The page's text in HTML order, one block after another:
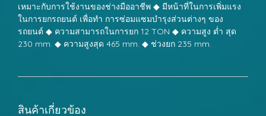
เหมาะกับการใช้งานของช่างมืออาชีพ ◆ มีหน้าที่ในการเพิ่มแรง
ในการยกรถยนต์ เพื่อทำ การซ่อมแซมบำรุงส่วนต่างๆ ของ
รถยนต์ ◆ ความสามารถในการยก 12 TON ◆ ความสูง ต่ำ สุด
230 mm. ◆ ความสูงสุด 465 mm. ◆ ช่วงยก 235 mm.
สินค้าเกี่ยวข้อง